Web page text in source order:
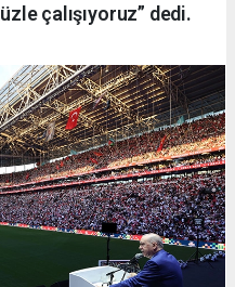
çalışıyoruz” dedi.